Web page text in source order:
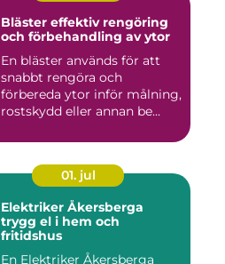
Bläster effektiv rengöring
och förbehandling av ytor
En bläster används för att
snabbt rengöra och
förbereda ytor inför målning,
rostskydd eller annan be...
01. jul
Elektriker Åkersberga
trygg el i hem och
fritidshus
En Elektriker Åkersberga